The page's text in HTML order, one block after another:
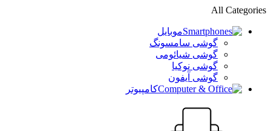
All Categories
موبایل
گوشی سامسونگ
گوشی شیائومی
گوشی نوکیا
گوشی آیفون
کامپیوتر